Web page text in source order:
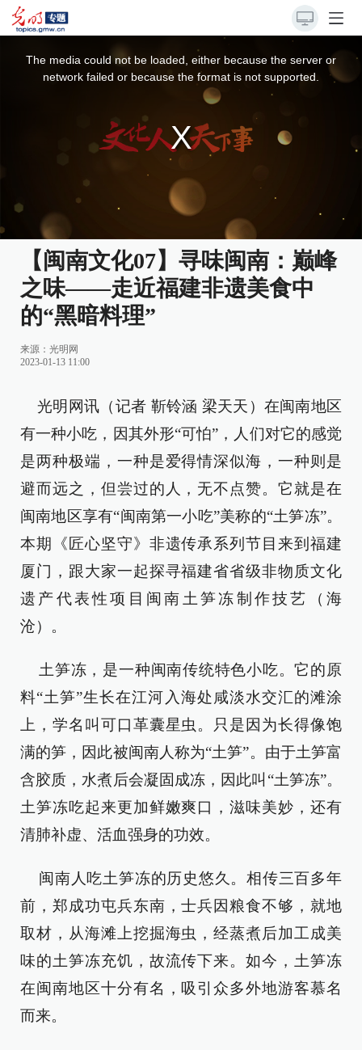
The media could not be loaded, either because the server or
network failed or because the format is not supported.
【闽南文化07】寻味闽南：巅峰
之味——走近福建非遗美食中
的“黑暗料理”
来源：光明网
2023-01-13 11:00
光明网讯（记者 靳铃涵 梁天天）在闽南地区
有一种小吃，因其外形“可怕”，人们对它的感觉
是两种极端，一种是爱得情深似海，一种则是
避而远之，但尝过的人，无不点赞。它就是在
闽南地区享有“闽南第一小吃”美称的“土笋冻”。
本期《匠心坚守》非遗传承系列节目来到福建
厦门，跟大家一起探寻福建省省级非物质文化
遗产代表性项目闽南土笋冻制作技艺（海
沧）。
土笋冻，是一种闽南传统特色小吃。它的原
料“土笋”生长在江河入海处咸淡水交汇的滩涂
上，学名叫可口革囊星虫。只是因为长得像饱
满的笋，因此被闽南人称为“土笋”。由于土笋富
含胶质，水煮后会凝固成冻，因此叫“土笋冻”。
土笋冻吃起来更加鲜嫩爽口，滋味美妙，还有
清肺补虚、活血强身的功效。
闽南人吃土笋冻的历史悠久。相传三百多年
前，郑成功屯兵东南，士兵因粮食不够，就地
取材，从海滩上挖掘海虫，经蒸煮后加工成美
味的土笋冻充饥，故流传下来。如今，土笋冻
在闽南地区十分有名，吸引众多外地游客慕名
而来。